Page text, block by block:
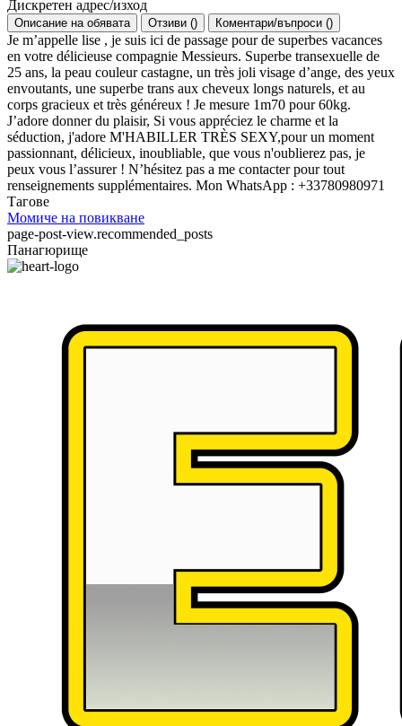
Дискретен адрес/изход
Описание на обявата Отзиви () Коментари/въпроси ()
Je m’appelle lise , je suis ici de passage pour de superbes vacances
en votre délicieuse compagnie Messieurs. Superbe transexuelle de
25 ans, la peau couleur castagne, un très joli visage d’ange, des yeux
envoutants, une superbe trans aux cheveux longs naturels, et au
corps gracieux et très généreux ! Je mesure 1m70 pour 60kg.
J’adore donner du plaisir, Si vous appréciez le charme et la
séduction, j'adore M'HABILLER TRÈS SEXY,pour un moment
passionnant, délicieux, inoubliable, que vous n'oublierez pas, je
peux vous l’assurer ! N’hésitez pas a me contacter pour tout
renseignements supplémentaires. Mon WhatsApp : +33780980971
Тагове
Момиче на повикване
page-post-view.recommended_posts
Панагюрище